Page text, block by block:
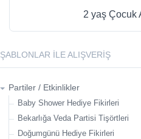
2 yaş Çocuk
ŞABLONLAR ILE ALIŞVERIŞ
Partiler / Etkinlikler
Baby Shower Hediye Fikirleri
Bekarlığa Veda Partisi Tişörtleri
Doğumgünü Hediye Fikirleri